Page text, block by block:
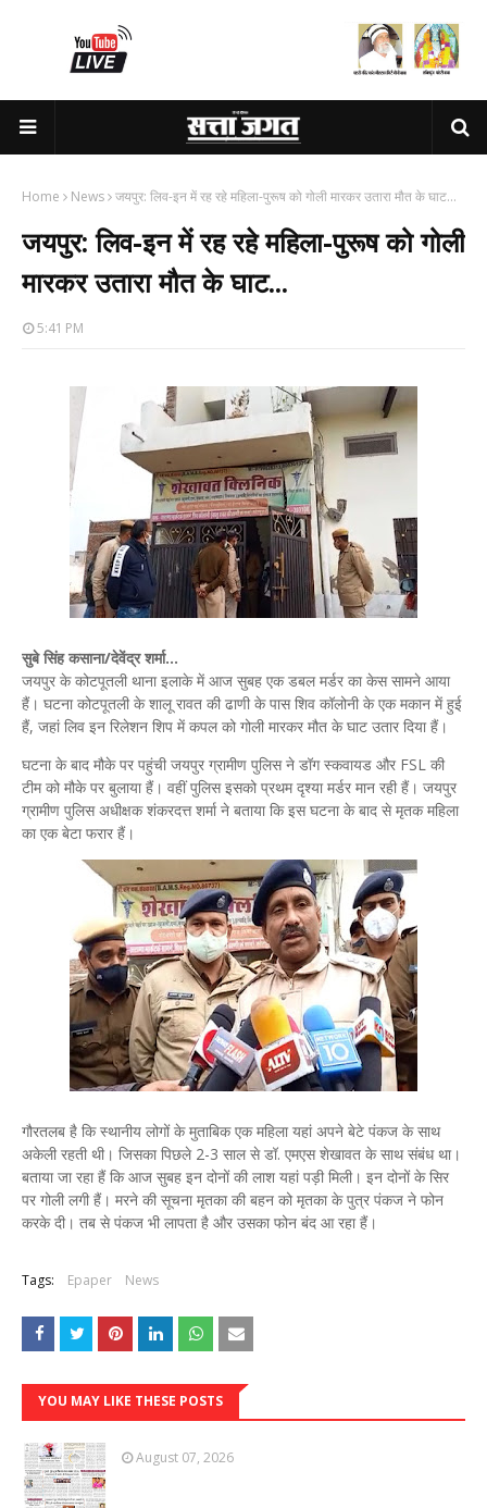
Home News जयपुर: लिव-इन में रह रहे महिला-पुरूष को गोली मारकर उतारा मौत के घाट...
जयपुर: लिव-इन में रह रहे महिला-पुरूष को गोली
मारकर उतारा मौत के घाट...
5:41 PM
सुबे सिंह कसाना/देवेंद्र शर्मा...
जयपुर के कोटपूतली थाना इलाके में आज सुबह एक डबल मर्डर का केस सामने आया
हैं। घटना कोटपूतली के शालू रावत की ढाणी के पास शिव कॉलोनी के एक मकान में हुई
हैं, जहां लिव इन रिलेशन शिप में कपल को गोली मारकर मौत के घाट उतार दिया हैं।
घटना के बाद मौके पर पहुंची जयपुर ग्रामीण पुलिस ने डॉग स्कवायड और FSL की
टीम को मौके पर बुलाया हैं। वहीं पुलिस इसको प्रथम दृश्या मर्डर मान रही हैं। जयपुर
ग्रामीण पुलिस अधीक्षक शंकरदत्त शर्मा ने बताया कि इस घटना के बाद से मृतक महिला
का एक बेटा फरार हैं।
गौरतलब है कि स्थानीय लोगों के मुताबिक एक महिला यहां अपने बेटे पंकज के साथ
अकेली रहती थी। जिसका पिछले 2-3 साल से डॉ. एमएस शेखावत के साथ संबंध था।
बताया जा रहा हैं कि आज सुबह इन दोनों की लाश यहां पड़ी मिली। इन दोनों के सिर
पर गोली लगी हैं। मरने की सूचना मृतका की बहन को मृतका के पुत्र पंकज ने फोन
करके दी। तब से पंकज भी लापता है और उसका फोन बंद आ रहा हैं।
Tags: Epaper News
YOU MAY LIKE THESE POSTS
August 07, 2026